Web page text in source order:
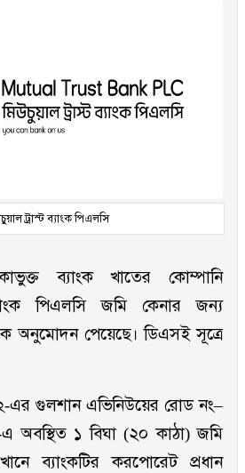
ট্রাস্ট ব্যাংক পিএলসি
ব্যাংক খাতের কোম্পানি
পিএলসি জমি কেনার জন্য
অনুমোদন পেয়েছে। ডিএসই সূত্রে
এর গুলশান এভিনিউয়ের রোড নং–
অবস্থিত ১ বিঘা (২০ কাঠা) জমি
ব্যাংকটির করপোরেট প্রধান